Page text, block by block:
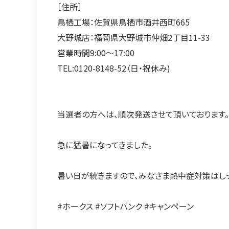
［住所］
鳥栖工場：佐賀県鳥栖市酒井西町665
大野城店：福岡県大野城市仲畑2丁目11-33
営業時間9:00～17:00
TEL:0120-8148-52（日・祝休み)
当選者の方へは、順次発送させて頂いております。
急に猛暑になってきました。
暑い日が続きますので、みなさま熱中症対策はし
#ホークス #ソフトバンク #キャンペーン